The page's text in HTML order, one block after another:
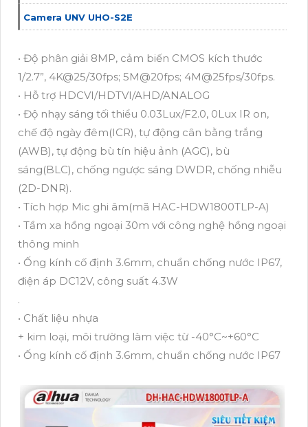
Camera UNV UHO-S2E
• Độ phân giải 8MP, cảm biến CMOS kích thước
1/2.7”, 4K@25/30fps; 5M@20fps; 4M@25fps/30fps.
• Hỗ trợ HDCVI/HDTVI/AHD/ANALOG
• Độ nhạy sáng tối thiểu 0.03Lux/F2.0, 0Lux IR on,
chế độ ngày đêm(ICR), tự động cân bằng trắng
(AWB), tự động bù tín hiệu ảnh (AGC), bù
sáng(BLC), chống ngược sáng DWDR, chống nhiễu
(2D-DNR).
• Tích hợp Mic ghi âm(mã HAC-HDW1800TLP-A)
• Tầm xa hồng ngoại 30m với công nghệ hồng ngoại
thông minh
• Ống kính cố định 3.6mm, chuẩn chống nước IP67,
điện áp DC12V, công suất 4.3W
.
• Chất liệu nhựa
+ kim loại, môi trường làm việc từ -40°C~+60°C
• Ống kính cố định 3.6mm, chuẩn chống nước IP67